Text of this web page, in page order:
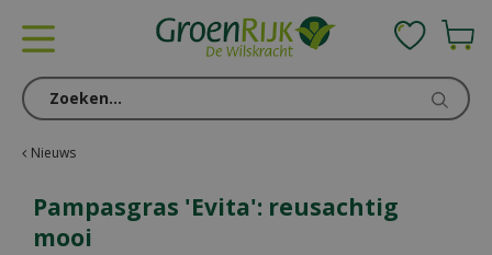
Nieuws
Pampasgras 'Evita': reusachtig
mooi